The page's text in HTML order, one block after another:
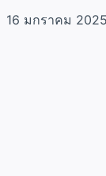
16 มกราคม